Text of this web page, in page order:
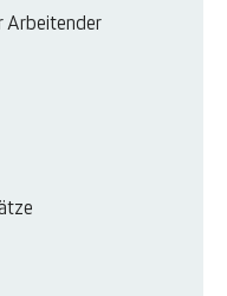
Arbeitender